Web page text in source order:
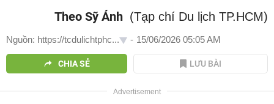
Theo Sỹ Ánh (Tạp chí Du lịch TP.HCM)
Nguồn: https://tcdulichtphc... - 15/06/2026 05:05 AM
CHIA SẺ LƯU BÀI